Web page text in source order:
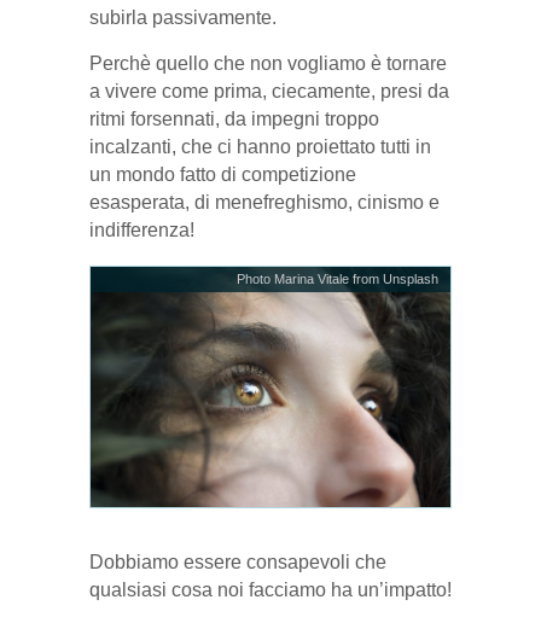
subirla passivamente.
Perchè quello che non vogliamo è tornare
a vivere come prima, ciecamente, presi da
ritmi forsennati, da impegni troppo
incalzanti, che ci hanno proiettato tutti in
un mondo fatto di competizione
esasperata, di menefreghismo, cinismo e
indifferenza!
Photo Marina Vitale from Unsplash
Dobbiamo essere consapevoli che
qualsiasi cosa noi facciamo ha un’impatto!